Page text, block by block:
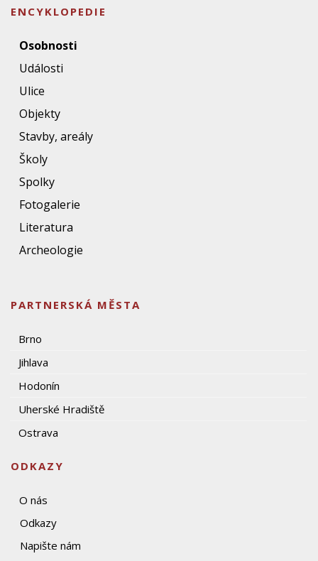
ENCYKLOPEDIE
Osobnosti
Události
Ulice
Objekty
Stavby, areály
Školy
Spolky
Fotogalerie
Literatura
Archeologie
PARTNERSKÁ MĚSTA
Brno
Jihlava
Hodonín
Uherské Hradiště
Ostrava
ODKAZY
O nás
Odkazy
Napište nám